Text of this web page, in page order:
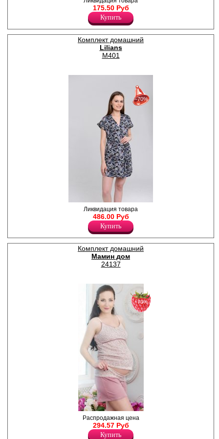
вискозного полотна, прямая,
удлиненная, расширенная
книзу, с лифом "бюстье", с
отделкой из кружева.
Лайкра 8%
Вискоза 92%
175.50 Руб
Купить
Комплект домашний
Lilians
M401
Комплект домашний: Халат,
топ и шорты. Халат с
коротким рукавом на запахе,
топ с широкой кружевной
вставкой по декольте, тонкие
бретели. Шорты
принтованные.
Вискоза 95%
Эластан 5%
с 22-07-2026 по 28-07-2026
с 29-07-2026 по 04-08-2026
с 05-08-2026 по 11-08-2026
−70%
Ликвидация товара
486.00 Руб
Купить
Комплект домашний
Мамин дом
24137
Комплект домашний: Топ на
тонких регулируемых
бретелях, принт по всему
−70%
Распродажная цена
294.57 Руб
Купить